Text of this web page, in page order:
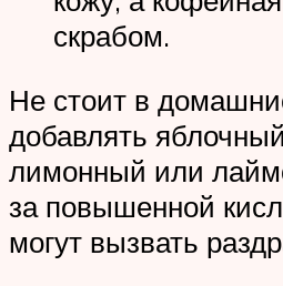
скрабом.
Не стоит в
добавлять
лимонный или
за повышенной
могут вызвать